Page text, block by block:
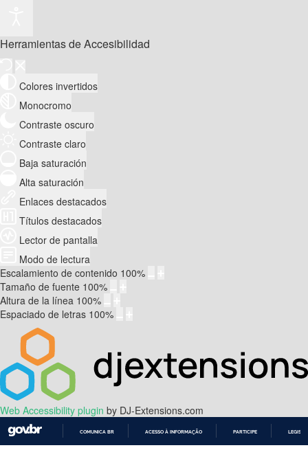
Herramientas de Accesibilidad
Colores invertidos
Monocromo
Contraste oscuro
Contraste claro
Baja saturación
Alta saturación
Enlaces destacados
Títulos destacados
Lector de pantalla
Modo de lectura
Escalamiento de contenido 100%
Tamaño de fuente 100%
Altura de la línea 100%
Espaciado de letras 100%
Web Accessibility plugin by DJ-Extensions.com
COMUNICA BR ACESSO À INFORMAÇÃO PARTICIPE